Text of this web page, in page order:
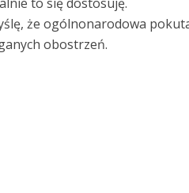
że ogólnonarodowa
obostrzeń.